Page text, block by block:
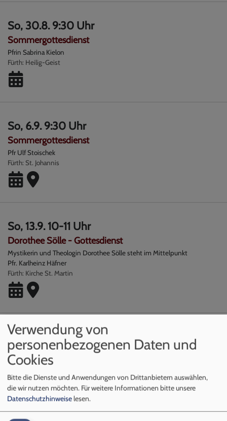
So, 30.8. 9:30 Uhr
Sommergottesdienst
Pfrin Sabrina Kielon
Fürth Heilig-Geist
So, 6.9. 9:30 Uhr
Sommergottesdienst
Pfr Ulf Stoischek
Fürth St. Johannis
So, 13.9. 10-11 Uhr
Dorothee Sölle - Gottesdienst
Mystikerin und Theologin Dorothee Sölle steht im Mittelpunkt
Pfr. Karlheinz Häfner
Fürth Kirche St. Martin
Mi, 16.9. 15:30-17:30 Uhr
Kidstreff
Pauline Proske
Fürth
Gemeindehaus St. Martin
Verwendung von
personenbezogenen Daten und
Cookies
Bitte die Dienste und Anwendungen von Drittanbietern auswählen,
die wir nutzen möchten. Für weitere Informationen bitte unsere
Datenschutzhinweiselesen.